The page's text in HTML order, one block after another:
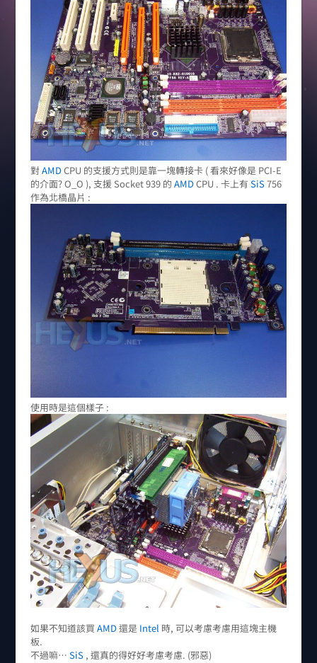
對AMDCPU 的支援方式則是靠一塊轉接卡 ( 看來好像是 PCI-E
的介面? O_O ), 支援 Socket 939 的 AMDCPU . 卡上有 SiS756
作為北橋晶片 :
使用時是這個樣子 :
如果不知道該買 AMD還是 Intel 時, 可以考慮考慮用這塊主機
板.
不過嘛… SiS, 還真的得好好考慮考慮. (邪惡)